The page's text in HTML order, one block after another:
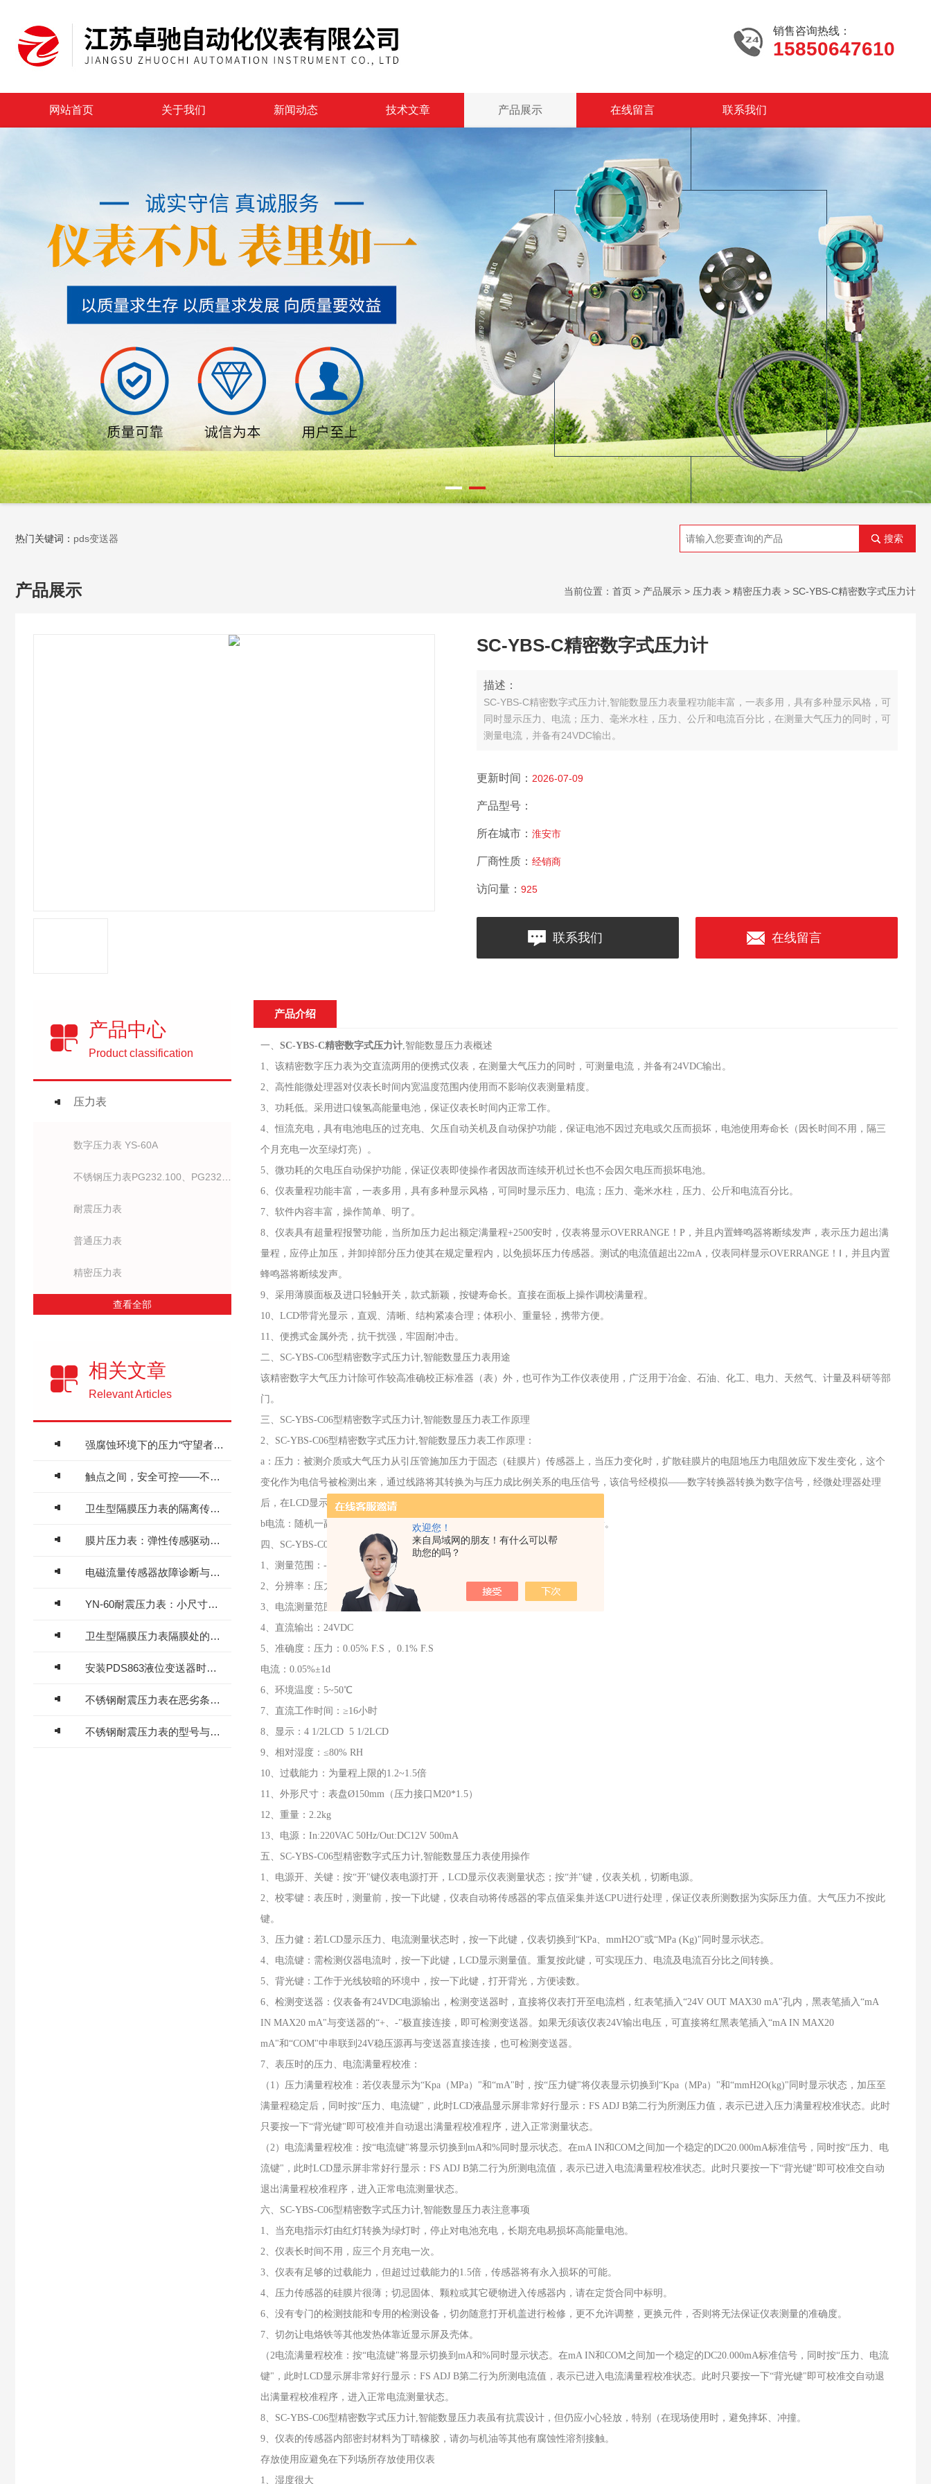
欢迎您！
来自局域网的朋友！有什么可以帮
助您的吗？
销售咨询热线：
15850647610
网站首页 关于我们 新闻动态 技术文章 产品展示 在线留言 联系我们
热门关键词： pds变送器 搜索
产品展示 当前位置： 首页 > 产品展示 > 压力表 > 精密压力表 > SC-YBS-C精密数字式压力计
SC-YBS-C精密数字式压力计
描述：
SC-YBS-C精密数字式压力计,智能数显压力表量程功能丰富，一表多用，具有多种显示风格，可
同时显示压力、电流；压力、毫米水柱，压力、公斤和电流百分比，在测量大气压力的同时，可
测量电流，并备有24VDC输出。
更新时间： 2026-07-09
产品型号：
所在城市： 淮安市
厂商性质： 经销商
访问量： 925
联系我们 在线留言
产品中心
Product classification
压力表
数字压力表 YS-60A
耐震压力表
普通压力表
精密压力表
查看全部
相关文章
Relevant Articles
强腐蚀环境下的压力“守望者”——耐酸压力表原理与化工流程应用
触点之间，安全可控——不锈钢电接点压力表工作原理与工业报警联锁应用
卫生型隔膜压力表的隔离传压原理与食药无菌产线应用
膜片压力表：弹性传感驱动的精准测压装备
电磁流量传感器故障诊断与维护保养
YN-60耐震压力表：小尺寸大能量，工业压力监测“精准哨兵”​
卫生型隔膜压力表隔膜处的液体是什么？
安装PDS863液位变送器时有哪些要求？
不锈钢耐震压力表在恶劣条件下的应用与优势
不锈钢耐震压力表的型号与规格解析
产品介绍
一、 SC-YBS-C精密数字式压力计,智能数显压力表概述
1、该精密数字压力表为交直流两用的便携式仪表，在测量大气压力的同时，可测量电流，并备有24VDC输出。
2、高性能微处理器对仪表长时间内宽温度范围内使用而不影响仪表测量精度。
3、功耗低。采用进口镍氢高能量电池，保证仪表长时间内正常工作。
4、恒流充电，具有电池电压的过充电、欠压自动关机及自动保护功能，保证电池不因过充电或欠压而损坏，电池使用寿命长（因长时间不用，隔三
个月充电一次至绿灯亮）。
5、微功耗的欠电压自动保护功能，保证仪表即使操作者因故而连续开机过长也不会因欠电压而损坏电池。
6、仪表量程功能丰富，一表多用，具有多种显示风格，可同时显示压力、电流；压力、毫米水柱，压力、公斤和电流百分比。
7、软件内容丰富，操作简单、明了。
8、仪表具有超量程报警功能，当所加压力起出额定满量程+2500安时，仪表将显示OVERRANGE！P，并且内置蜂鸣器将断续发声，表示压力超出满
量程，应停止加压，并卸掉部分压力使其在规定量程内，以免损坏压力传感器。测试的电流值超出22mA，仪表同样显示OVERRANGE！Ⅰ，并且内置
蜂鸣器将断续发声。
9、采用薄膜面板及进口轻触开关，款式新颖，按键寿命长。直接在面板上操作调校满量程。
10、LCD带背光显示，直观、清晰、结构紧凑合理；体积小、重量轻，携带方便。
11、便携式金属外壳，抗干扰强，牢固耐冲击。
二、SC-YBS-C06型精密数字式压力计,智能数显压力表用途
该精密数字大气压力计除可作较高准确校正标准器（表）外，也可作为工作仪表使用，广泛用于冶金、石油、化工、电力、天然气、计量及科研等部
门。
三、SC-YBS-C06型精密数字式压力计,智能数显压力表工作原理
2、SC-YBS-C06型精密数字式压力计,智能数显压力表工作原理：
a：压力：被测介质或大气压力从引压管施加压力于固态（硅膜片）传感器上，当压力变化时，扩散硅膜片的电阻地压力电阻效应下发生变化，这个
变化作为电信号被检测出来，通过线路将其转换为与压力成比例关系的电压信号，该信号经模拟——数字转换器转换为数字信号，经微处理器处理
后，在LCD显示器上显示出被检介质压力值的数字。
b电流：随机一副表笔插入仪器面板上相应的孔内，将仪表打开至电流档即可测量。
四、SC-YBS-C06型精密数字式压力计,智能数显压力表技术指标
1、测量范围：-100kPa～100MPa
2、分辨率：压力：Min 1Pa电流：Min 1uA
3、电流测量范围：0~20mA
4、直流输出：24VDC
5、准确度：压力：0.05% F.S， 0.1% F.S
电流：0.05%±1d
6、环境温度：5~50℃
7、直流工作时间：≥16小时
8、显示：4 1/2LCD 5 1/2LCD
9、相对湿度：≤80% RH
10、过载能力：为量程上限的1.2~1.5倍
11、外形尺寸：表盘Ø150mm（压力接口M20*1.5）
12、重量：2.2kg
13、电源：In:220VAC 50Hz/Out:DC12V 500mA
五、SC-YBS-C06型精密数字式压力计,智能数显压力表使用操作
1、电源开、关键：按“开"键仪表电源打开，LCD显示仪表测量状态；按“并"键，仪表关机，切断电源。
2、校零键：表压时，测量前，按一下此键，仪表自动将传感器的零点值采集并送CPU进行处理，保证仪表所测数据为实际压力值。大气压力不按此
键。
3、压力健：若LCD显示压力、电流测量状态时，按一下此键，仪表切换到“KPa、mmH2O"或“MPa (Kg)"同时显示状态。
4、电流键：需检测仪器电流时，按一下此键，LCD显示测量值。重复按此键，可实现压力、电流及电流百分比之间转换。
5、背光键：工作于光线较暗的环境中，按一下此键，打开背光，方便读数。
6、检测变送器：仪表备有24VDC电源输出，检测变送器时，直接将仪表打开至电流档，红表笔插入“24V OUT MAX30 mA"孔内，黑表笔插入“mA
IN MAX20 mA"与变送器的“+、-"极直接连接，即可检测变送器。如果无须该仪表24V输出电压，可直接将红黑表笔插入“mA IN MAX20
mA"和“COM"中串联到24V稳压源再与变送器直接连接，也可检测变送器。
7、表压时的压力、电流满量程校准：
（1）压力满量程校准：若仪表显示为“Kpa（MPa）"和“mA"时，按“压力键"将仪表显示切换到“Kpa（MPa）"和“mmH2O(kg)"同时显示状态，加压至
满量程稳定后，同时按“压力、电流键"，此时LCD液晶显示屏非常好行显示：FS ADJ B第二行为所测压力值，表示已进入压力满量程校准状态。此时
只要按一下“背光键"即可校准并自动退出满量程校准程序，进入正常测量状态。
（2）电流满量程校准：按“电流键"将显示切换到mA和%同时显示状态。在mA IN和COM之间加一个稳定的DC20.000mA标准信号，同时按“压力、电
流键"，此时LCD显示屏非常好行显示：FS ADJ B第二行为所测电流值，表示已进入电流满量程校准状态。此时只要按一下“背光键"即可校准交自动
退出满量程校准程序，进入正常电流测量状态。
六、SC-YBS-C06型精密数字式压力计,智能数显压力表注意事项
1、当充电指示灯由红灯转换为绿灯时，停止对电池充电，长期充电易损坏高能量电池。
2、仪表长时间不用，应三个月充电一次。
3、仪表有足够的过载能力，但超过过载能力的1.5倍，传感器将有永入损坏的可能。
4、压力传感器的硅膜片很薄；切忌固体、颗粒或其它硬物进入传感器内，请在定货合同中标明。
6、没有专门的检测技能和专用的检测设备，切勿随意打开机盖进行检修，更不允许调整，更换元件，否则将无法保证仪表测量的准确度。
7、切勿让电烙铁等其他发热体靠近显示屏及壳体。
（2电流满量程校准：按“电流键"将显示切换到mA和%同时显示状态。在mA IN和COM之间加一个稳定的DC20.000mA标准信号，同时按“压力、电流
键"，此时LCD显示屏非常好行显示：FS ADJ B第二行为所测电流值，表示已进入电流满量程校准状态。此时只要按一下“背光键"即可校准交自动退
出满量程校准程序，进入正常电流测量状态。
8、SC-YBS-C06型精密数字式压力计,智能数显压力表虽有抗震设计，但仍应小心轻放，特别（在现场使用时，避免摔坏、冲撞。
9、仪表的传感器内部密封材料为丁晴橡胶，请勿与机油等其他有腐蚀性溶剂接触。
存放使用应避免在下列场所存放使用仪表
1、湿度很大